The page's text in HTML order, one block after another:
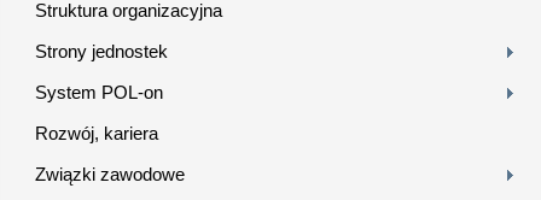
Struktura organizacyjna
Strony jednostek
System POL-on
Rozwój, kariera
Związki zawodowe